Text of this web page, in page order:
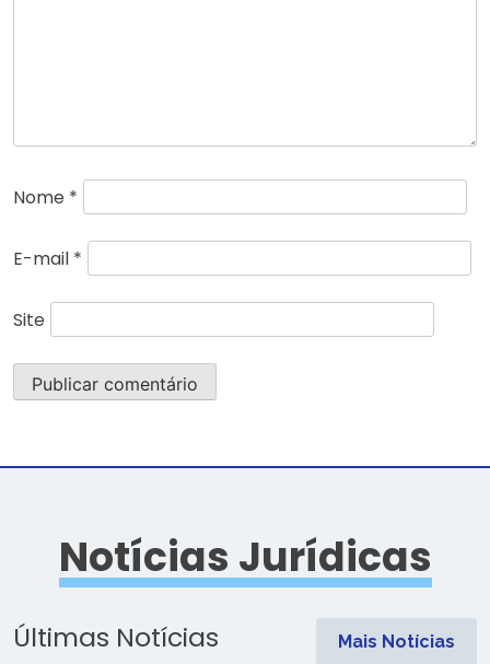
Nome *
E-mail *
Site
Notícias Jurídicas
Últimas Notícias Mais Notícias